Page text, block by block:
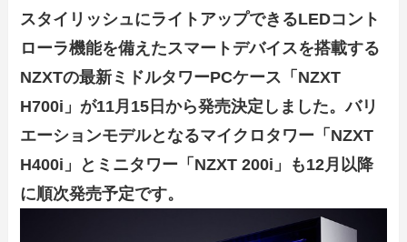
スタイリッシュにライトアップできるLEDコント
ローラ機能を備えたスマートデバイスを搭載する
NZXTの最新ミドルタワーPCケース「NZXT
H700i」が11月15日から発売決定しました。バリ
エーションモデルとなるマイクロタワー「NZXT
H400i」とミニタワー「NZXT 200i」も12月以降
に順次発売予定です。